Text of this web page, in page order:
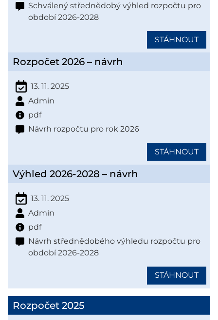
Schválený střednědobý výhled rozpočtu pro
období 2026-2028
STÁHNOUT
Rozpočet 2026 – návrh
13. 11. 2025
Admin
pdf
Návrh rozpočtu pro rok 2026
STÁHNOUT
Výhled 2026-2028 – návrh
13. 11. 2025
Admin
pdf
Návrh střednědobého výhledu rozpočtu pro
období 2026-2028
STÁHNOUT
Rozpočet 2025